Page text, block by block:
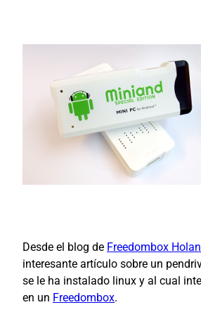
Desde el blog de Freedombox
interesante artículo sobre un
se le ha instalado linux y al cual
en un Freedombox.